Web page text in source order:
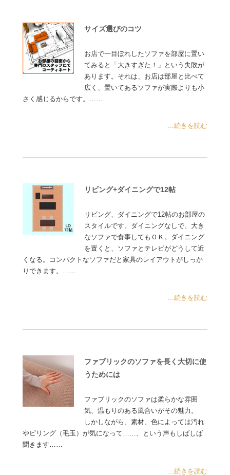
サイズ選びのコツ
お店で一目ぼれしたソファを部屋に置い
てみると「大きすぎた！」という失敗が
あります。それは、お店は部屋と比べて
広く、置いてあるソファが実際よりも小
さく感じるからです。……
...続きを読む
リビング+ダイニングで12帖
リビング、ダイニングで12帖のお部屋の
スタイルです。ダイニングなしで、大き
なソファで食事してもＯＫ。ダイニング
を置くと、ソファとテレビがどうして近
くなる。コンパクトなソファだと家具のレイアウトがしっか
りできます。……
...続きを読む
ファブリックのソファを長く大切に使
うためには
ファブリックのソファは柔らかな雰囲
気、温もりのある風合いがその魅力。
しかしながら、素材、色によっては汚れ
やピリング（毛玉）が気になって……、という声もしばしば
聞きます……
...続きを読む